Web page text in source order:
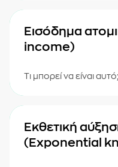
Εισόδημα
income)
Τι μπορεί να είναι αυτό;
Εκθετική
(Exponential